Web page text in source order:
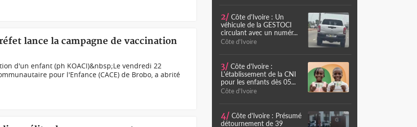
lance la campagne de vaccination
d'un enfant (ph KOACI)&nbsp;Le vendredi 22
pour l'Enfance (CACE) de Brobo, a abrité
2/ Côte d'Ivoire : Un
véhicule de la GESTOCI
circulant avec un numér...
Côte d'Ivoire
3/ Côte d'Ivoire :
L'établissement de la CNI
pour les enfants dès 05...
Côte d'Ivoire
4/ Côte d'Ivoire : Présumé
détournement de 39